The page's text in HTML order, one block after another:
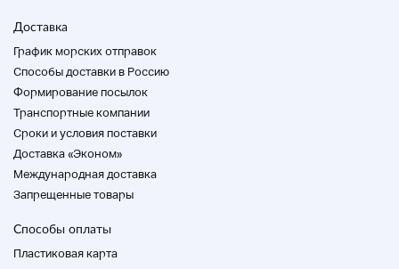
Доставка
График морских отправок
Способы доставки в Россию
Формирование посылок
Транспортные компании
Cроки и условия поставки
Доставка «Эконом»
Международная доставка
Запрещенные товары
Способы оплаты
Пластиковая карта